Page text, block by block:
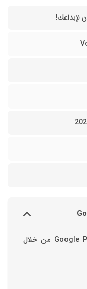
لإبداعك!
هذا التطبيق الرائع يتم تحميل من Google Play من خلال